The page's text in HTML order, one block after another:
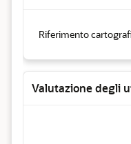
Riferimento
Valutazione degli